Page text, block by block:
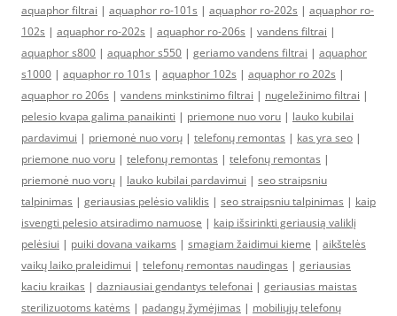
aquaphor filtrai | aquaphor ro-101s | aquaphor ro-202s | aquaphor ro-
102s | aquaphor ro-202s | aquaphor ro-206s | vandens filtrai |
aquaphor s800 | aquaphor s550 | geriamo vandens filtrai | aquaphor
s1000 | aquaphor ro 101s | aquaphor 102s | aquaphor ro 202s |
aquaphor ro 206s | vandens minkstinimo filtrai | nugeležinimo filtrai |
pelesio kvapa galima panaikinti | priemone nuo voru | lauko kubilai
pardavimui | priemonė nuo vorų | telefonų remontas | kas yra seo |
priemone nuo voru | telefonų remontas | telefonų remontas |
priemonė nuo vorų | lauko kubilai pardavimui | seo straipsniu
talpinimas | geriausias pelėsio valiklis | seo straipsniu talpinimas | kaip
isvengti pelesio atsiradimo namuose | kaip išsirinkti geriausią valiklį
pelėsiui | puiki dovana vaikams | smagiam žaidimui kieme | aikštelės
vaikų laiko praleidimui | telefonų remontas naudingas | geriausias
kaciu kraikas | dazniausiai gendantys telefonai | geriausias maistas
sterilizuotoms katėms | padangų žymėjimas | mobiliųjų telefonų